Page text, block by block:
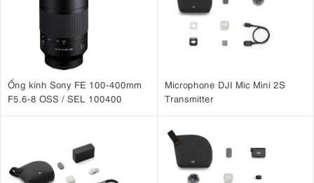
này được đánh giá cao vì khả năng
truyền tải tông màu phong phú, dải động tuyệt vời và độ chính xác
màu sắc cực cao. Vì có cảm biến lớn (35,6 x 23,8 mm) nên hiệu
suất hoạt động trong điều kiện ánh sáng yếu rất đáng khen ngợi.
Ống kính Sony FE 100-400mm
F5.6-8 OSS / SEL 100400
Microphone DJI Mic Mini 2S
Transmitter